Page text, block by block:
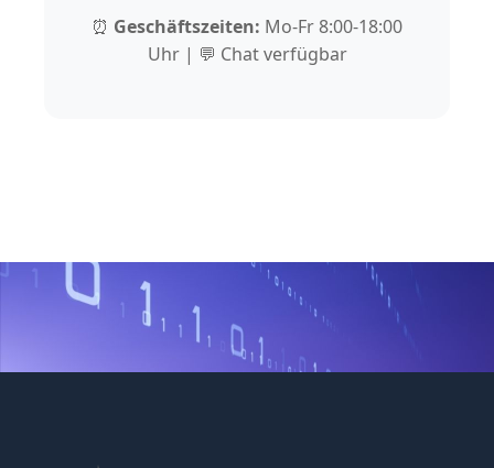
⏰ Geschäftszeiten: Mo-Fr 8:00-18:00
Uhr | 💬 Chat verfügbar